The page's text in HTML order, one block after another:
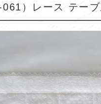
061）レース テー